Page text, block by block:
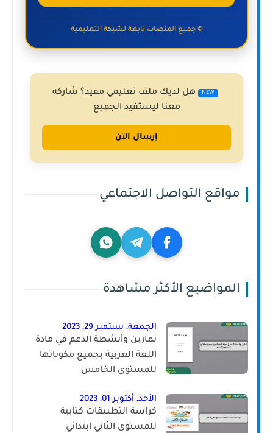
© جميع المنصات تابعة لشبكة التعليمية
NEW
هل لديك ملف تعليمي مفيد؟ شاركه
معنا ليستفيد الجميع
إرسال الآن
مواقع التواصل الاجتماعي
المواضيع الأكثر مشاهدة
الجمعة, سبتمبر 29, 2023
تمارين وأنشطة الدعم في مادة
اللغة العربية بجميع مكوناتها
للمستوى الخامس
الأحد, أكتوبر 01, 2023
كراسة التطبيقات كتابية
للمستوى الثاني ابتدائي